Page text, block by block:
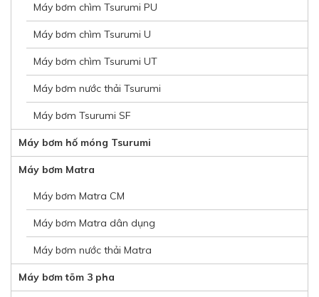
Máy bơm chìm Tsurumi PU
Máy bơm chìm Tsurumi U
Máy bơm chìm Tsurumi UT
Máy bơm nước thải Tsurumi
Máy bơm Tsurumi SF
Máy bơm hố móng Tsurumi
Máy bơm Matra
Máy bơm Matra CM
Máy bơm Matra dân dụng
Máy bơm nước thải Matra
Máy bơm tõm 3 pha